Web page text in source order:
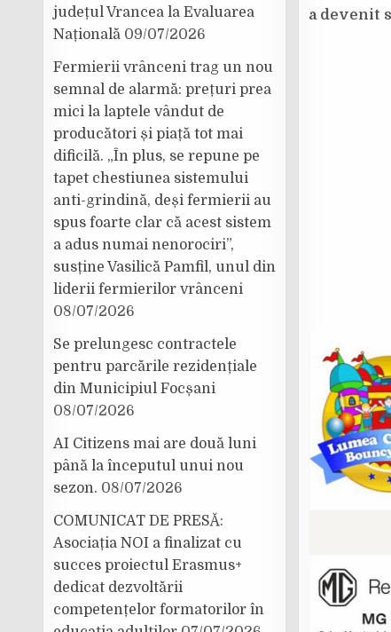
a devenit
județul Vrancea la Evaluarea
Națională 09/07/2026
Fermierii vrânceni trag un nou
semnal de alarmă: prețuri prea
mici la laptele vândut de
producători și piață tot mai
dificilă. „În plus, se repune pe
tapet chestiunea sistemului
anti-grindină, deși fermierii au
spus foarte clar că acest sistem
a adus numai nenorociri”,
susține Vasilică Pamfil, unul din
liderii fermierilor vrânceni
08/07/2026
Se prelungesc contractele
pentru parcările rezidențiale
din Municipiul Focșani
08/07/2026
AI Citizens mai are două luni
până la începutul unui nou
sezon. 08/07/2026
COMUNICAT DE PRESĂ:
Asociația NOI a finalizat cu
succes proiectul Erasmus+
dedicat dezvoltării
competențelor formatorilor în